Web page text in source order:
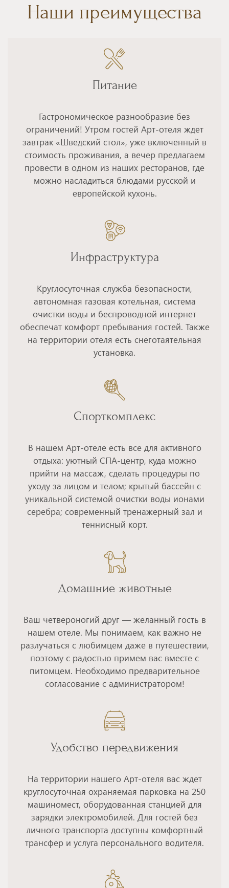
Наши преимущества
Спорткомплекс
В нашем Арт-отеле есть все для активного
отдыха: уютный СПА-центр, куда можно
прийти на массаж, сделать процедуры по
уходу за лицом и телом; крытый бассейн с
уникальной системой очистки воды ионами
серебра; современный тренажерный зал и
теннисный корт.
Питание
Гастрономическое разнообразие без
ограничений! Утром гостей Арт-отеля ждет
завтрак «Шведский стол», уже включенный в
стоимость проживания, а вечер предлагаем
провести в одном из наших ресторанов, где
можно насладиться блюдами русской и
европейской кухонь.
Домашние животные
Ваш четвероногий друг — желанный гость в
нашем отеле. Мы понимаем, как важно не
разлучаться с любимцем даже в путешествии,
поэтому с радостью примем вас вместе с
питомцем. Необходимо предварительное
согласование с администратором!
Удобство передвижения
На территории нашего Арт-отеля вас ждет
круглосуточная охраняемая парковка на 250
машиномест, оборудованная станцией для
зарядки электромобилей. Для гостей без
личного транспорта доступны комфортный
трансфер и услуга персонального водителя.
Инфраструктура
Круглосуточная служба безопасности,
автономная газовая котельная, система
очистки воды и беспроводной интернет
обеспечат комфорт пребывания гостей. Также
на территории отеля есть снеготаятельная
установка.